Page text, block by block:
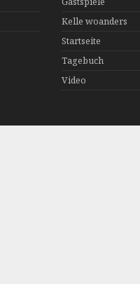
Kelle woanders
Startseite
Tagebuch
Video